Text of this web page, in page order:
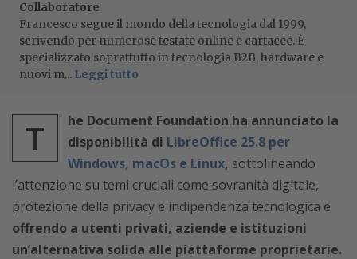
Collaboratore
Francesco segue il mondo della tecnologia dal 1999,
scrivendo per numerose testate online e cartacee. È
specializzato soprattutto in tecnologia B2B, hardware e
nuovi m... Leggi tutto
T
he Document Foundation ha annunciato la
disponibilità di LibreOffice 25.8 per
Windows, macOs e Linux, sottolineando
l’attenzione su temi cruciali come sovranità digitale,
protezione della privacy e indipendenza tecnologica e
offrendo a utenti privati, aziende e istituzioni
un’alternativa solida alle piattaforme proprietarie.